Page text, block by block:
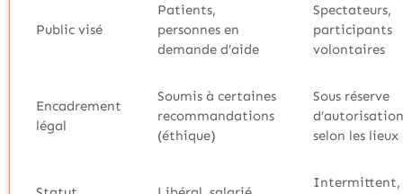
Public visé
Patients,
personnes en
demande d’aide
Spectateurs,
participants
volontaires
Encadrement
légal
Soumis à certaines
recommandations
(éthique)
Sous réserve
d’autorisation
selon les lieux
Intermittent,